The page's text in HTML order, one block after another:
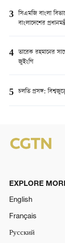
3 সিএমজি বাংলা
বাংলাদেশের
4 তারেক রহমানের
জুইংগি
5 চলতি প্রসঙ্গ:
EXPLORE
English
Français
Русский